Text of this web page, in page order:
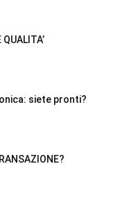
siete pronti?